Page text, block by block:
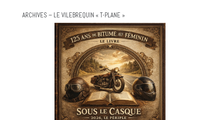
ARCHIVES – LE VILEBREQUIN « T-PLANE »